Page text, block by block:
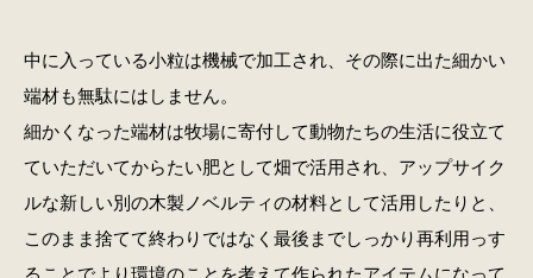
中に入っている小粒は機械で加工され、その際に出た細かい
端材も無駄にはしません。
細かくなった端材は牧場に寄付して動物たちの生活に役立て
ていただいてからたい肥として畑で活用され、アップサイク
ルな新しい別の木製ノベルティの材料として活用したりと、
このまま捨てて終わりではなく最後までしっかり再利用っす
ることでより環境のことを考えて作られたアイテムになって